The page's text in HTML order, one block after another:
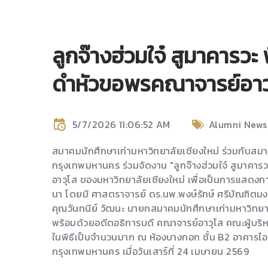
ลูกจ๊างฮ่วมใจ๋ สูมาคารว
ดำหัวขอพรคณาจารย์อา
5/7/2026 11:06:52 AM
Alumni News
สมาคมนักศึกษาเก่ามหาวิทยาลัยเชียงใหม่ ร่วมกับส
กรุงเทพมหานคร ร่วมจัดงาน "ลูกจ๊างฮ่วมใจ๋ สูมาคา
อาวุโส ของมหาวิทยาลัยเชียงใหม่ เพื่อเป็นการแสด
นา โดยมี ศาสตราจารย์ ดร.นพ.พงษ์รักษ์ ศรีบัณฑิตม
คุณวันทนีย์ วัฒนะ นายกสมาคมนักศึกษาเก่ามหาวิทย
พร้อมด้วยอดีตอธิการบดี คณาจารย์อาวุโส คณะผู้บริห
ในพิธีเป็นจำนวนมาก ณ ห้องบางกอก ชั้น B2 อาคาร
กรุงเทพมหานคร เมื่อวันเสาร์ที่ 24 เมษายน 2569